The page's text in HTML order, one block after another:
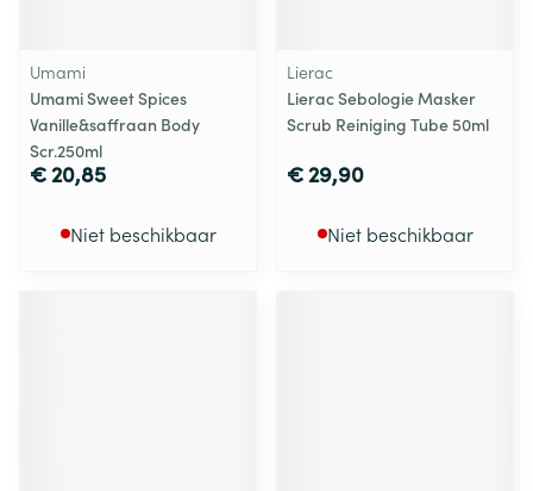
Umami
Umami Sweet Spices
Vanille&saffraan Body
Scr.250ml
€ 20,85
Niet beschikbaar
Lierac
Lierac Sebologie Masker
Scrub Reiniging Tube 50ml
€ 29,90
Niet beschikbaar